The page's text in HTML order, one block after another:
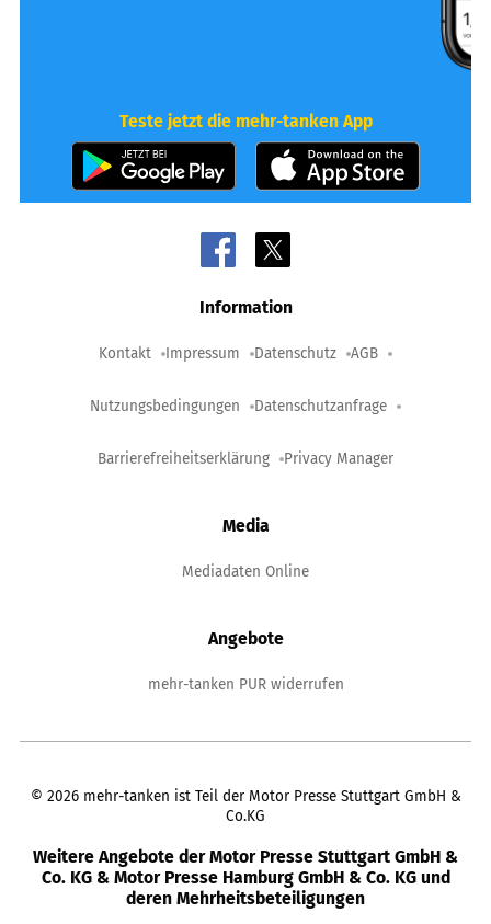
Teste jetzt die mehr-tanken App
Information
Kontakt Impressum Datenschutz AGB
Nutzungsbedingungen Datenschutzanfrage
Barrierefreiheitserklärung Privacy Manager
Media
Mediadaten Online
Angebote
mehr-tanken PUR widerrufen
© 2026 mehr-tanken ist Teil der Motor Presse Stuttgart GmbH &
Co.KG
Weitere Angebote der Motor Presse Stuttgart GmbH &
Co. KG & Motor Presse Hamburg GmbH & Co. KG und
deren Mehrheitsbeteiligungen